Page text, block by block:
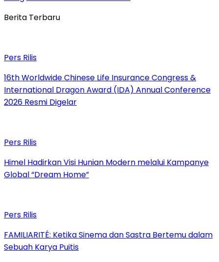
Berita Terbaru
Pers Rilis
16th Worldwide Chinese Life Insurance Congress &
International Dragon Award (IDA) Annual Conference
2026 Resmi Digelar
Pers Rilis
Himel Hadirkan Visi Hunian Modern melalui Kampanye
Global “Dream Home”
Pers Rilis
FAMILIARITÉ: Ketika Sinema dan Sastra Bertemu dalam
Sebuah Karya Puitis